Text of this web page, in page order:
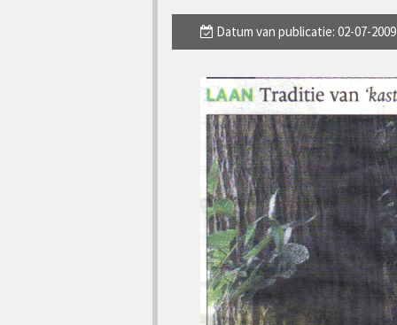
Datum van publicatie: 02-07-2009